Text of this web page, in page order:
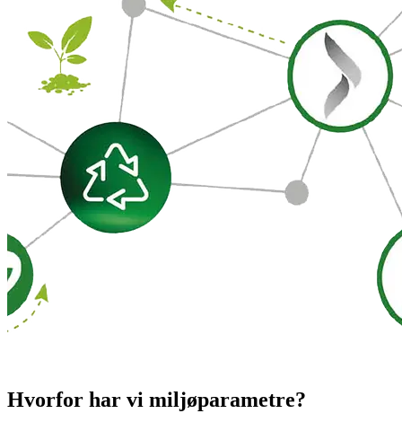
Hvorfor har vi miljøparametre?